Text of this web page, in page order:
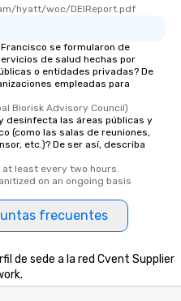
discovered otherwise
at a typical corporate
a way to try some of
in the city and dive
cuisines and dishes.
selected dishes are
delight any palate. Tours Available
from Day to Night
group experience,
key. Whether you
after work, we can
hyatt/woc/DEIReport.pdf
se formularon de
de salud hechas por
o entidades privadas? De
empleadas para
Biorisk Advisory Council)
desinfecta las áreas públicas y
(como las salas de reuniones,
etc.)? De ser así, describa
least every two hours.
on an ongoing basis
frecuentes
de sede a la red Cvent Supplier